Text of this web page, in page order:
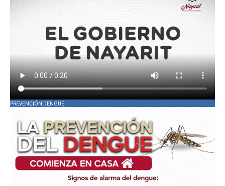
PREVENCIÓN DENGUE